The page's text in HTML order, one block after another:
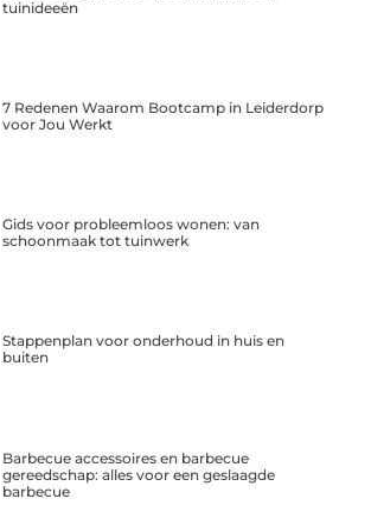
tuinideeën
7 Redenen Waarom Bootcamp in Leiderdorp
voor Jou Werkt
Gids voor probleemloos wonen: van
schoonmaak tot tuinwerk
Stappenplan voor onderhoud in huis en
buiten
Barbecue accessoires en barbecue
gereedschap: alles voor een geslaagde
barbecue